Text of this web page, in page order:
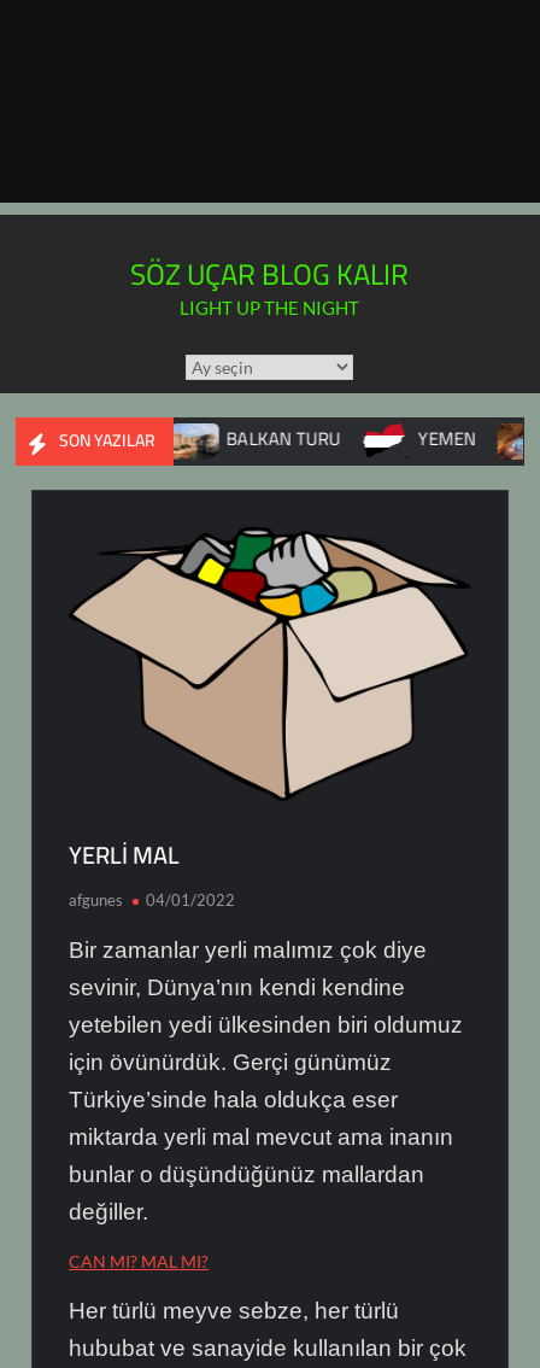
SÖZ UÇAR BLOG KALIR
LIGHT UP THE NIGHT
TÜM
YAZILAR
TAKVİMİ
SON YAZILARBALKAN TURU YEMEN
YERLİ MAL
afgunes 04/01/2022
Bir zamanlar yerli malımız çok diye
sevinir, Dünya’nın kendi kendine
yetebilen yedi ülkesinden biri oldumuz
için övünürdük. Gerçi günümüz
Türkiye’sinde hala oldukça eser
miktarda yerli mal mevcut ama inanın
bunlar o düşündüğünüz mallardan
değiller.
CAN MI? MAL MI?
Her türlü meyve sebze, her türlü
hububat ve sanayide kullanılan bir çok